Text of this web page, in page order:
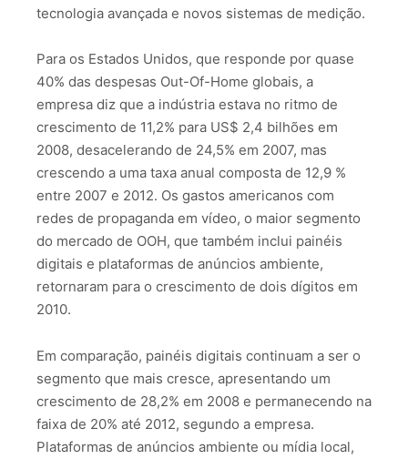
tecnologia avançada e novos sistemas de medição.
Para os Estados Unidos, que responde por quase
40% das despesas Out-Of-Home globais, a
empresa diz que a indústria estava no ritmo de
crescimento de 11,2% para US$ 2,4 bilhões em
2008, desacelerando de 24,5% em 2007, mas
crescendo a uma taxa anual composta de 12,9 %
entre 2007 e 2012. Os gastos americanos com
redes de propaganda em vídeo, o maior segmento
do mercado de OOH, que também inclui painéis
digitais e plataformas de anúncios ambiente,
retornaram para o crescimento de dois dígitos em
2010.
Em comparação, painéis digitais continuam a ser o
segmento que mais cresce, apresentando um
crescimento de 28,2% em 2008 e permanecendo na
faixa de 20% até 2012, segundo a empresa.
Plataformas de anúncios ambiente ou mídia local,